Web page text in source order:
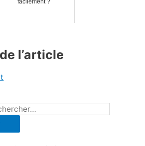
facilement ?
l’article